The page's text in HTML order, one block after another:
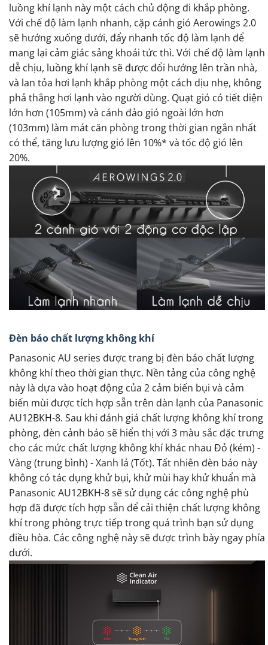
luồng khí lạnh này một cách chủ động đi khắp phòng.
Với chế độ làm lạnh nhanh, cặp cánh gió Aerowings 2.0
sẽ hướng xuống dưới, đẩy nhanh tốc độ làm lạnh để
mang lại cảm giác sảng khoái tức thì. Với chế độ làm lạnh
dễ chịu, luồng khí lạnh sẽ được đổi hướng lên trần nhà,
và lan tỏa hơi lạnh khắp phòng một cách dịu nhẹ, không
phả thẳng hơi lạnh vào người dùng. Quạt gió có tiết diện
lớn hơn (105mm) và cánh đảo gió ngoài lớn hơn
(103mm) làm mát căn phòng trong thời gian ngắn nhất
có thể, tăng lưu lượng gió lên 10%* và tốc độ gió lên
20%.
Đèn báo chất lượng không khí
Panasonic AU series được trang bị đèn báo chất lượng
không khí theo thời gian thực. Nền tảng của công nghệ
này là dựa vào hoạt động của 2 cảm biến bụi và cảm
biến mùi được tích hợp sẵn trên dàn lạnh của Panasonic
AU12BKH-8. Sau khi đánh giá chất lượng không khí trong
phòng, đèn cảnh báo sẽ hiển thị với 3 màu sắc đặc trưng
cho các mức chất lượng không khí khác nhau Đỏ (kém) -
Vàng (trung bình) - Xanh lá (Tốt). Tất nhiên đèn báo này
không có tác dụng khử bụi, khử mùi hay khử khuẩn mà
Panasonic AU12BKH-8 sẽ sử dụng các công nghệ phù
hợp đã được tích hợp sẵn để cải thiện chất lượng không
khí trong phòng trực tiếp trong quá trình bạn sử dụng
điều hòa. Các công nghệ này sẽ được trình bày ngay phía
dưới.